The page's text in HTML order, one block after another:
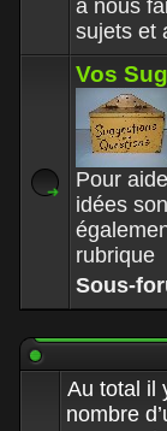
à nous
sujets et
Vos
Pour
idées
rubrique
Sous-
Au total il
nombre